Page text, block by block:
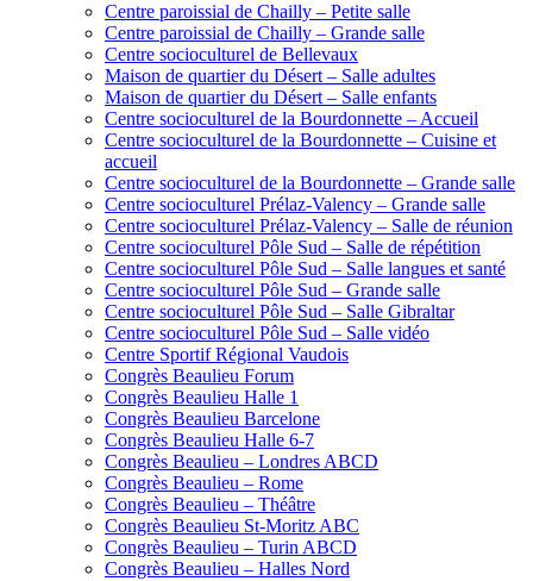
Centre paroissial de Chailly – Petite salle
Centre paroissial de Chailly – Grande salle
Centre socioculturel de Bellevaux
Maison de quartier du Désert – Salle adultes
Maison de quartier du Désert – Salle enfants
Centre socioculturel de la Bourdonnette – Accueil
Centre socioculturel de la Bourdonnette – Cuisine et
accueil
Centre socioculturel de la Bourdonnette – Grande salle
Centre socioculturel Prélaz-Valency – Grande salle
Centre socioculturel Prélaz-Valency – Salle de réunion
Centre socioculturel Pôle Sud – Salle de répétition
Centre socioculturel Pôle Sud – Salle langues et santé
Centre socioculturel Pôle Sud – Grande salle
Centre socioculturel Pôle Sud – Salle Gibraltar
Centre socioculturel Pôle Sud – Salle vidéo
Centre Sportif Régional Vaudois
Congrès Beaulieu Forum
Congrès Beaulieu Halle 1
Congrès Beaulieu Barcelone
Congrès Beaulieu Halle 6-7
Congrès Beaulieu – Londres ABCD
Congrès Beaulieu – Rome
Congrès Beaulieu – Théâtre
Congrès Beaulieu St-Moritz ABC
Congrès Beaulieu – Turin ABCD
Congrès Beaulieu – Halles Nord